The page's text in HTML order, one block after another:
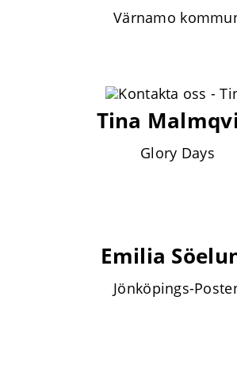
Värnamo
Tina
Glory Days
Emilia
Jönköpings-